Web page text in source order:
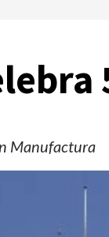
Manufactura